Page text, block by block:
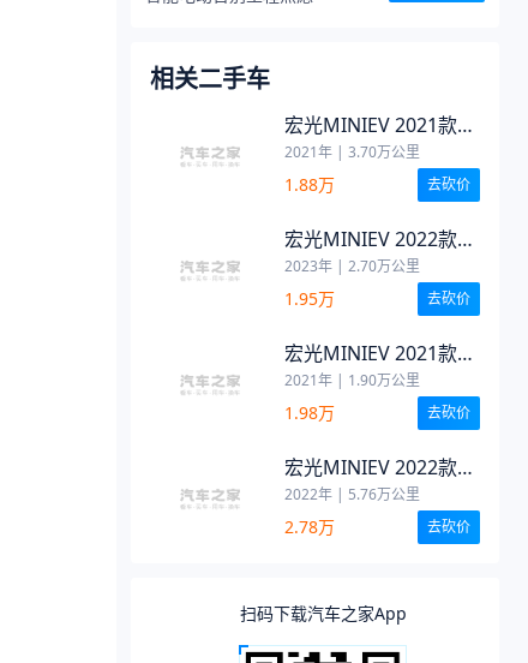
相关二手车
宏光MINIEV 2021款
马卡龙时尚款 磷酸铁
锂
2021年 | 3.70万公里
1.88万 去砍价
宏光MINIEV 2022款
轻松款 磷酸铁锂
2023年 | 2.70万公里
1.95万 去砍价
宏光MINIEV 2021款
马卡龙时尚款 三元锂
2021年 | 1.90万公里
1.98万 去砍价
宏光MINIEV 2022款
GAMEBOY 300km 玩
咖款 磷酸铁锂
2022年 | 5.76万公里
2.78万 去砍价
扫码下载汽车之家App